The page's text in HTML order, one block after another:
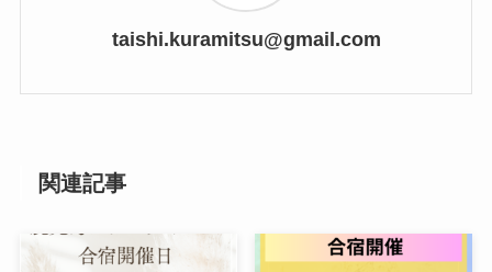
taishi.kuramitsu@gmail.com
関連記事